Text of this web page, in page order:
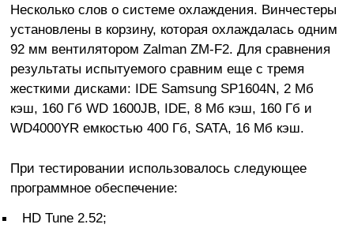
Несколько слов о системе охлаждения. Винчестеры
установлены в корзину, которая охлаждалась одним
92 мм вентилятором Zalman ZM-F2. Для сравнения
результаты испытуемого сравним еще с тремя
жесткими дисками: IDE Samsung SP1604N, 2 Мб
кэш, 160 Гб WD 1600JB, IDE, 8 Мб кэш, 160 Гб и
WD4000YR емкостью 400 Гб, SATA, 16 Мб кэш.
При тестировании использовалось следующее
программное обеспечение:
HD Tune 2.52;